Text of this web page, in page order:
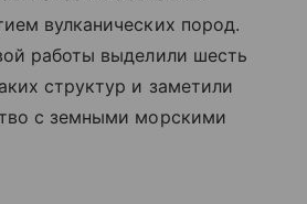
вулканических пород.
работы выделили шесть
структур и заметили
с земными морскими